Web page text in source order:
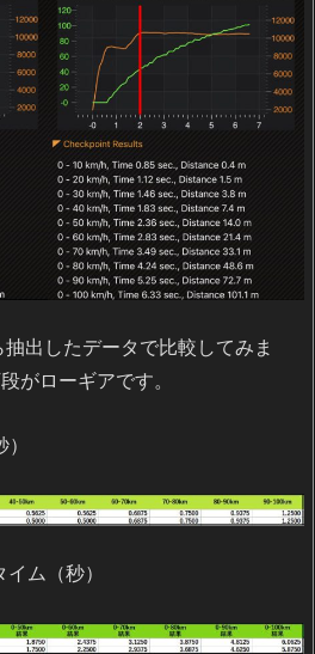
出したデータで比較してみま
がローギアです。
ム（秒）